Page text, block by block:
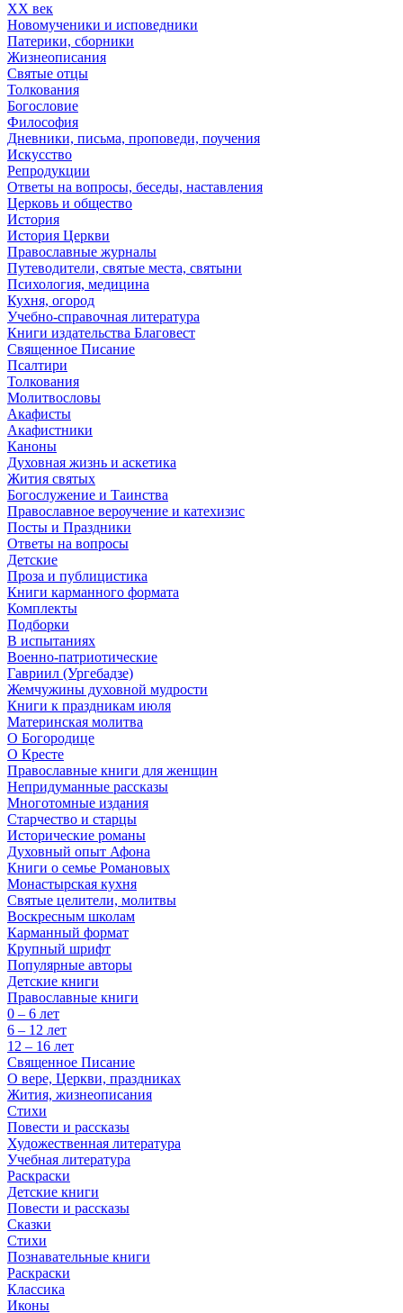
XX век
Новомученики и исповедники
Патерики, сборники
Жизнеописания
Святые отцы
Толкования
Богословие
Философия
Дневники, письма, проповеди, поучения
Искусство
Репродукции
Ответы на вопросы, беседы, наставления
Церковь и общество
История
История Церкви
Православные журналы
Путеводители, святые места, святыни
Психология, медицина
Кухня, огород
Учебно-справочная литература
Книги издательства Благовест
Священное Писание
Псалтири
Толкования
Молитвословы
Акафисты
Акафистники
Каноны
Духовная жизнь и аскетика
Жития святых
Богослужение и Таинства
Православное вероучение и катехизис
Посты и Праздники
Ответы на вопросы
Детские
Проза и публицистика
Книги карманного формата
Комплекты
Подборки
В испытаниях
Военно-патриотические
Гавриил (Ургебадзе)
Жемчужины духовной мудрости
Книги к праздникам июля
Материнская молитва
О Богородице
О Кресте
Православные книги для женщин
Непридуманные рассказы
Многотомные издания
Старчество и старцы
Исторические романы
Духовный опыт Афона
Книги о семье Романовых
Монастырская кухня
Святые целители, молитвы
Воскресным школам
Карманный формат
Крупный шрифт
Популярные авторы
Детские книги
Православные книги
0 – 6 лет
6 – 12 лет
12 – 16 лет
Священное Писание
О вере, Церкви, праздниках
Жития, жизнеописания
Стихи
Повести и рассказы
Художественная литература
Учебная литература
Раскраски
Детские книги
Повести и рассказы
Сказки
Стихи
Познавательные книги
Раскраски
Классика
Иконы